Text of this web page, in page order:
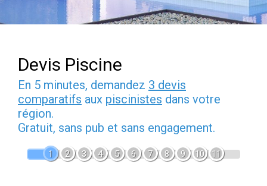
Devis Piscine
En 5 minutes, demandez 3 devis
comparatifs aux piscinistes dans votre
région.
Gratuit, sans pub et sans engagement.
1 2 3 4 5 6 7 8 9 10 11